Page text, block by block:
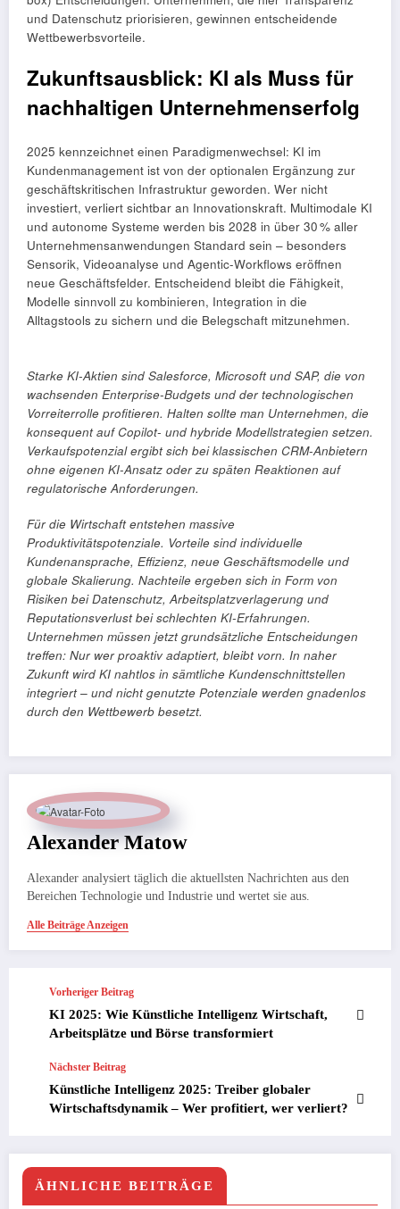
und Datenschutz priorisieren, gewinnen entscheidende
Wettbewerbsvorteile.
Zukunftsausblick: KI als Muss für
nachhaltigen Unternehmenserfolg
2025 kennzeichnet einen Paradigmenwechsel: KI im
Kundenmanagement ist von der optionalen Ergänzung zur
geschäftskritischen Infrastruktur geworden. Wer nicht
investiert, verliert sichtbar an Innovationskraft. Multimodale KI
und autonome Systeme werden bis 2028 in über 30 % aller
Unternehmensanwendungen Standard sein – besonders
Sensorik, Videoanalyse und Agentic-Workflows eröffnen
neue Geschäftsfelder. Entscheidend bleibt die Fähigkeit,
Modelle sinnvoll zu kombinieren, Integration in die
Alltagstools zu sichern und die Belegschaft mitzunehmen.
Starke KI-Aktien sind Salesforce, Microsoft und SAP, die von
wachsenden Enterprise-Budgets und der technologischen
Vorreiterrolle profitieren. Halten sollte man Unternehmen, die
konsequent auf Copilot- und hybride Modellstrategien setzen.
Verkaufspotenzial ergibt sich bei klassischen CRM-Anbietern
ohne eigenen KI-Ansatz oder zu späten Reaktionen auf
regulatorische Anforderungen.
Für die Wirtschaft entstehen massive
Produktivitätspotenziale. Vorteile sind individuelle
Kundenansprache, Effizienz, neue Geschäftsmodelle und
globale Skalierung. Nachteile ergeben sich in Form von
Risiken bei Datenschutz, Arbeitsplatzverlagerung und
Reputationsverlust bei schlechten KI-Erfahrungen.
Unternehmen müssen jetzt grundsätzliche Entscheidungen
treffen: Nur wer proaktiv adaptiert, bleibt vorn. In naher
Zukunft wird KI nahtlos in sämtliche Kundenschnittstellen
integriert – und nicht genutzte Potenziale werden gnadenlos
durch den Wettbewerb besetzt.
Alexander Matow
Alexander analysiert täglich die aktuellsten Nachrichten aus den
Bereichen Technologie und Industrie und wertet sie aus.
Alle Beiträge Anzeigen
Vorheriger Beitrag
KI 2025: Wie Künstliche Intelligenz Wirtschaft,
Arbeitsplätze und Börse transformiert
Nächster Beitrag
Künstliche Intelligenz 2025: Treiber globaler
Wirtschaftsdynamik – Wer profitiert, wer verliert?
ÄHNLICHE BEITRÄGE